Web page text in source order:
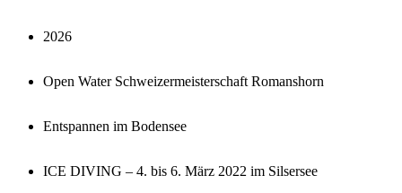
2026
Open Water Schweizermeisterschaft Romanshorn
Entspannen im Bodensee
ICE DIVING – 4. bis 6. März 2022 im Silsersee